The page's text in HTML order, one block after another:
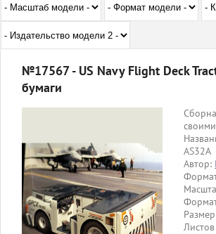
№17567 - US Navy Flight Deck
бумаги
AS32A
Автор: